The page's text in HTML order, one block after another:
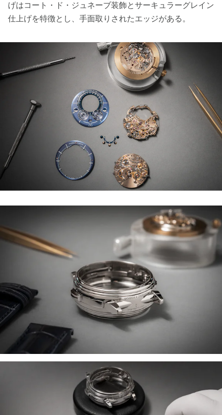
げはコート・ド・ジュネーブ装飾とサーキュラーグレイン
仕上げを特徴とし、手面取りされたエッジがある。